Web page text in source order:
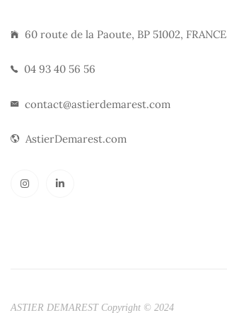
60 route de la Paoute, BP 51002, FRANCE
04 93 40 56 56
contact@astierdemarest.com
AstierDemarest.com
ASTIER DEMAREST Copyright © 2024